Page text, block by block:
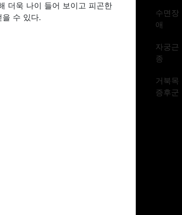
더욱 나이 들어 보이고 피곤한
수 있다.
수면장
애
자궁근
종
거북목
증후군